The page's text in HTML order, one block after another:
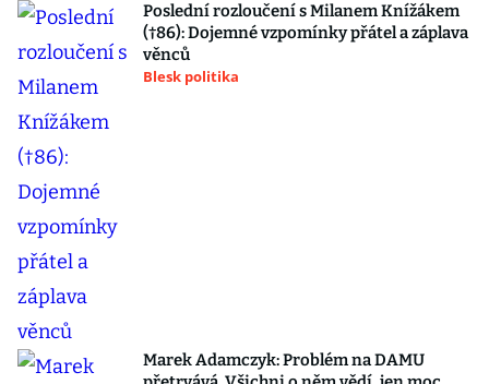
Poslední rozloučení s Milanem Knížákem
(†86): Dojemné vzpomínky přátel a záplava
věnců
Blesk politika
Marek Adamczyk: Problém na DAMU